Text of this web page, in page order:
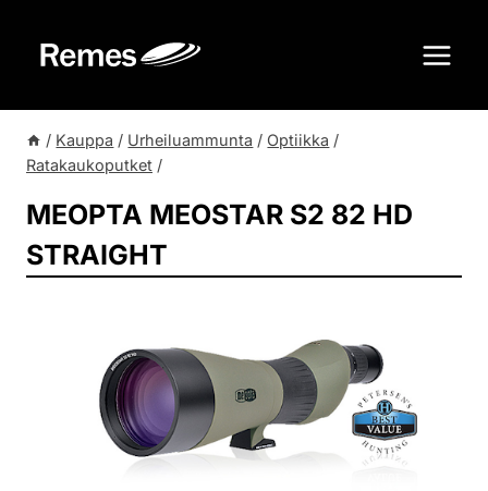
sisältöön
/ Kauppa / Urheiluammunta / Optiikka /
Ratakaukoputket /
MEOPTA MEOSTAR S2 82 HD
STRAIGHT